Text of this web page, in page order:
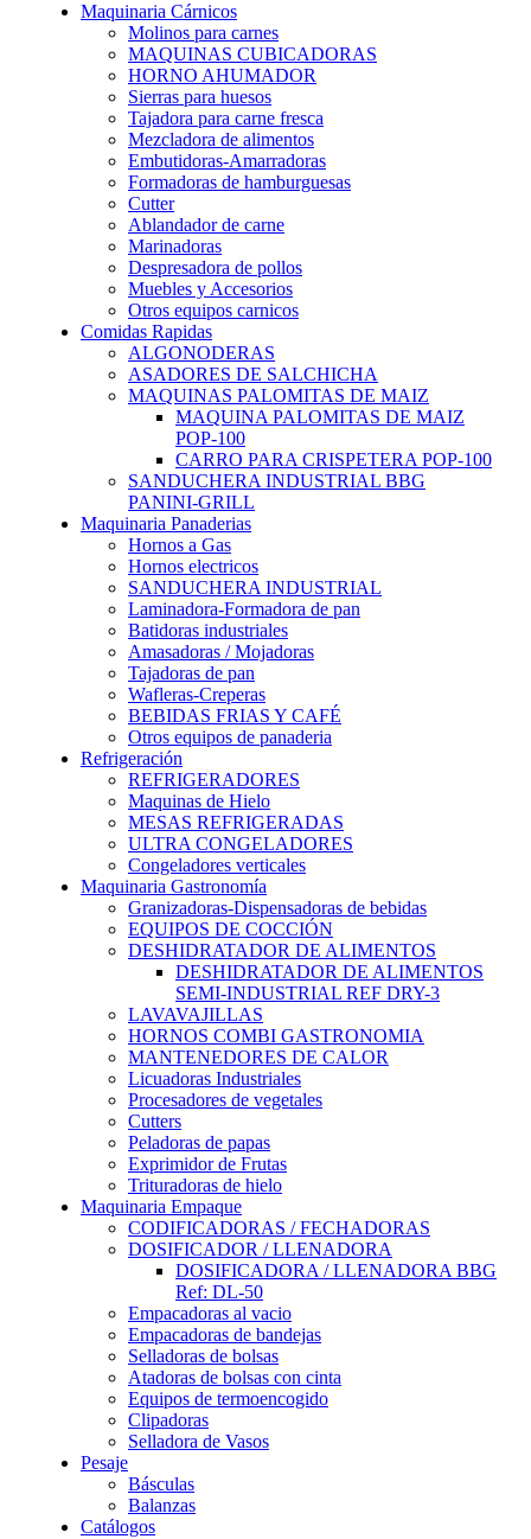
Maquinaria Cárnicos
Molinos para carnes
MAQUINAS CUBICADORAS
HORNO AHUMADOR
Sierras para huesos
Tajadora para carne fresca
Mezcladora de alimentos
Embutidoras-Amarradoras
Formadoras de hamburguesas
Cutter
Ablandador de carne
Marinadoras
Despresadora de pollos
Muebles y Accesorios
Otros equipos carnicos
Comidas Rapidas
ALGONODERAS
ASADORES DE SALCHICHA
MAQUINAS PALOMITAS DE MAIZ
MAQUINA PALOMITAS DE MAIZ
POP-100
CARRO PARA CRISPETERA POP-100
SANDUCHERA INDUSTRIAL BBG
PANINI-GRILL
Maquinaria Panaderias
Hornos a Gas
Hornos electricos
SANDUCHERA INDUSTRIAL
Laminadora-Formadora de pan
Batidoras industriales
Amasadoras / Mojadoras
Tajadoras de pan
Wafleras-Creperas
BEBIDAS FRIAS Y CAFÉ
Otros equipos de panaderia
Refrigeración
REFRIGERADORES
Maquinas de Hielo
MESAS REFRIGERADAS
ULTRA CONGELADORES
Congeladores verticales
Maquinaria Gastronomía
Granizadoras-Dispensadoras de bebidas
EQUIPOS DE COCCIÓN
DESHIDRATADOR DE ALIMENTOS
DESHIDRATADOR DE ALIMENTOS
SEMI-INDUSTRIAL REF DRY-3
LAVAVAJILLAS
HORNOS COMBI GASTRONOMIA
MANTENEDORES DE CALOR
Licuadoras Industriales
Procesadores de vegetales
Cutters
Peladoras de papas
Exprimidor de Frutas
Trituradoras de hielo
Maquinaria Empaque
CODIFICADORAS / FECHADORAS
DOSIFICADOR / LLENADORA
DOSIFICADORA / LLENADORA BBG
Ref: DL-50
Empacadoras al vacio
Empacadoras de bandejas
Selladoras de bolsas
Atadoras de bolsas con cinta
Equipos de termoencogido
Clipadoras
Selladora de Vasos
Pesaje
Básculas
Balanzas
Catálogos